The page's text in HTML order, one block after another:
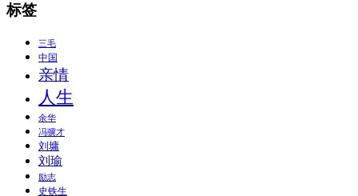
标签
三毛
中国
亲情
人生
余华
冯骥才
刘墉
刘瑜
励志
史铁生